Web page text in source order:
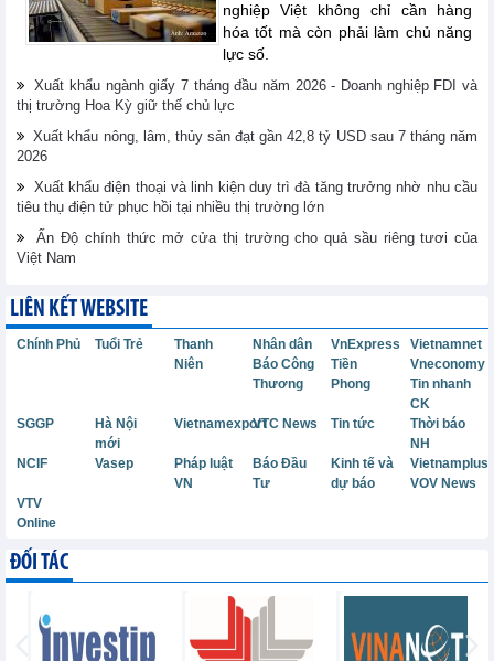
nghiệp Việt không chỉ cần hàng
hóa tốt mà còn phải làm chủ năng
lực số.
Xuất khẩu ngành giấy 7 tháng đầu năm 2026 - Doanh nghiệp FDI và
thị trường Hoa Kỳ giữ thế chủ lực
Xuất khẩu nông, lâm, thủy sản đạt gần 42,8 tỷ USD sau 7 tháng năm
2026
Xuất khẩu điện thoại và linh kiện duy trì đà tăng trưởng nhờ nhu cầu
tiêu thụ điện tử phục hồi tại nhiều thị trường lớn
Ấn Độ chính thức mở cửa thị trường cho quả sầu riêng tươi của
Việt Nam
LIÊN KẾT WEBSITE
Chính Phủ Tuổi Trẻ
Thanh
Niên
Nhân dân VnExpress
Vietnamnet
Báo Công
Thương
Tiền
Phong
Vneconomy
Tin nhanh
CK
SGGP
Hà Nội
mới
VietnamexportVTC News Tin tức
Thời báo
NH
NCIF
Vasep
Pháp luật
VN
Báo Đầu
Tư
Kinh tế và
dự báo
Vietnamplus
VOV News
VTV
Online
ĐỐI TÁC